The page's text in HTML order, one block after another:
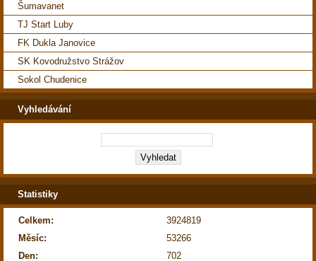
Šumavanet
TJ Start Luby
FK Dukla Janovice
SK Kovodružstvo Strážov
Sokol Chudenice
Vyhledávání
Statistiky
Celkem:
3924819
Měsíc:
53266
Den:
702